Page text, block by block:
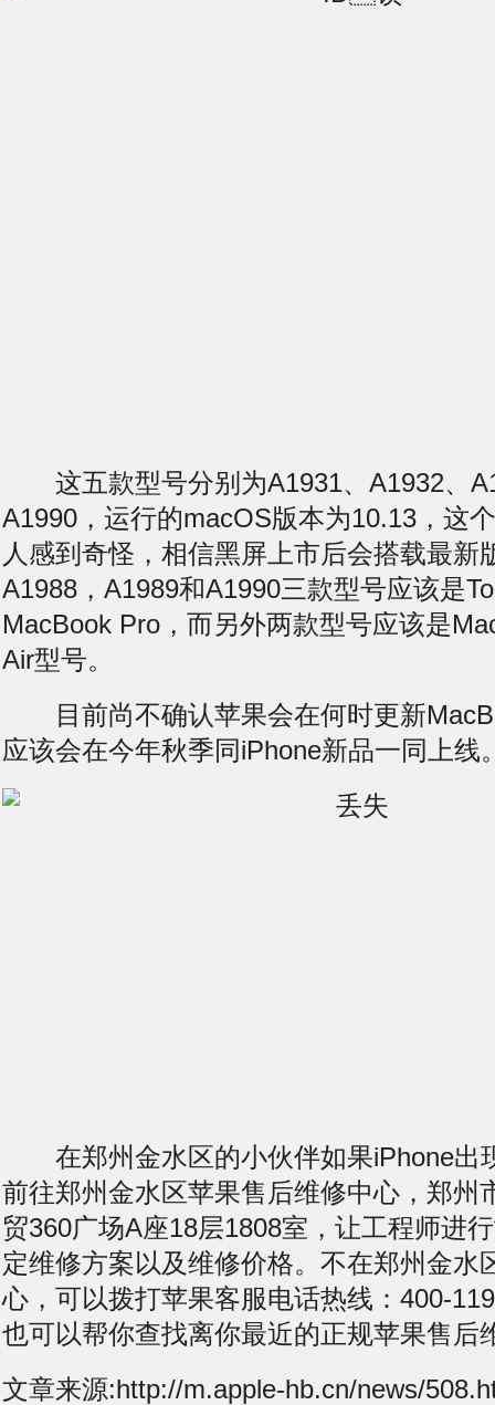
这五款型号分别为A1931、A1932、
A1990，运行的macOS版本为10.13，这
人感到奇怪，相信黑屏 上市后会搭载最新
A1988，A1989和A1990三款型号应该是
MacBook Pro，而另外两款型号应该是
Air型号。
目前尚不确认苹果会在何时更新
应该会在今年秋季同iPhone新品一同上线
在郑州金水区的小伙伴如果iPhone出
前往郑州金水区苹果售后维修中心，郑州
贸360广场A座18层1808室，让工程师进
定维修方案以及维修价格。不在郑州金水
心，可以拨打苹果客服电话热线：400-
也可以帮你查找离你最近的正规苹果售后
文章来源:http://m.apple-hb.cn/news/